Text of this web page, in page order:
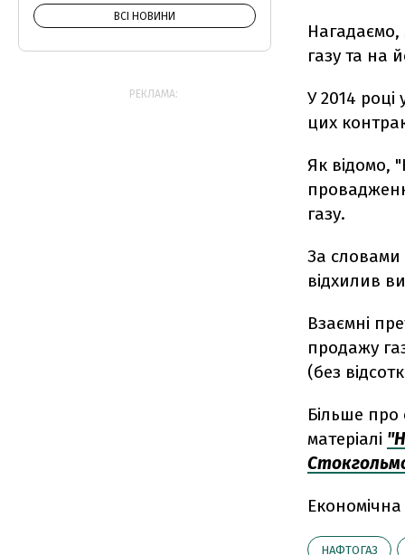
Нагадаємо,
газу та на
У 2014
цих
Як відомо,
газу.
За словами
відхилив
Взаємні
продажу
(без
Більше про
матеріалі
НАФТОГАЗ
ВСІ НОВИНИ
РЕКЛАМА: